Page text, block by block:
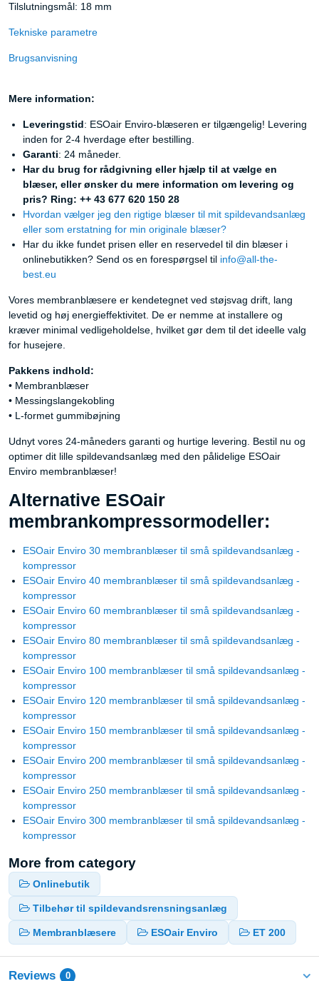
Tilslutningsmål: 18 mm
Tekniske parametre
Brugsanvisning
Mere information:
Leveringstid: ESOair Enviro-blæseren er tilgængelig! Levering
inden for 2-4 hverdage efter bestilling.
Garanti: 24 måneder.
Har du brug for rådgivning eller hjælp til at vælge en
blæser, eller ønsker du mere information om levering og
pris? Ring: ++ 43 677 620 150 28
Hvordan vælger jeg den rigtige blæser til mit spildevandsanlæg
eller som erstatning for min originale blæser?
Har du ikke fundet prisen eller en reservedel til din blæser i
onlinebutikken? Send os en forespørgsel til info@all-the-
best.eu
Vores membranblæsere er kendetegnet ved støjsvag drift, lang
levetid og høj energieffektivitet. De er nemme at installere og
kræver minimal vedligeholdelse, hvilket gør dem til det ideelle valg
for husejere.
Pakkens indhold:
• Membranblæser
• Messingslangekobling
• L-formet gummibøjning
Udnyt vores 24-måneders garanti og hurtige levering. Bestil nu og
optimer dit lille spildevandsanlæg med den pålidelige ESOair
Enviro membranblæser!
Alternative ESOair
membrankompressormodeller:
ESOair Enviro 30 membranblæser til små spildevandsanlæg -
kompressor
ESOair Enviro 40 membranblæser til små spildevandsanlæg -
kompressor
ESOair Enviro 60 membranblæser til små spildevandsanlæg -
kompressor
ESOair Enviro 80 membranblæser til små spildevandsanlæg -
kompressor
ESOair Enviro 100 membranblæser til små spildevandsanlæg -
kompressor
ESOair Enviro 120 membranblæser til små spildevandsanlæg -
kompressor
ESOair Enviro 150 membranblæser til små spildevandsanlæg -
kompressor
ESOair Enviro 200 membranblæser til små spildevandsanlæg -
kompressor
ESOair Enviro 250 membranblæser til små spildevandsanlæg -
kompressor
ESOair Enviro 300 membranblæser til små spildevandsanlæg -
kompressor
More from category
Onlinebutik
Tilbehør til spildevandsrensningsanlæg
Membranblæsere ESOair Enviro ET 200
Reviews 0